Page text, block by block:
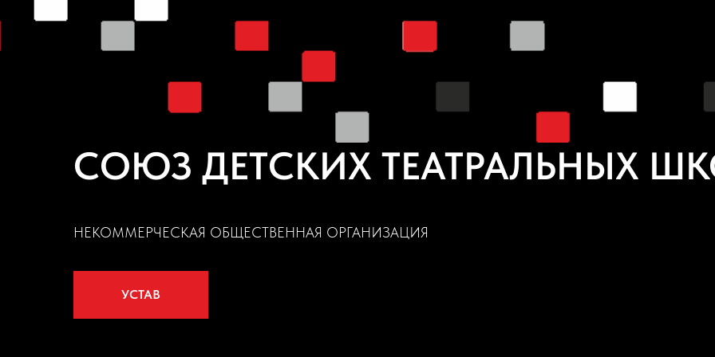
СОЮЗ ДЕТСКИХ ТЕАТРАЛЬНЫХ
НЕКОММЕРЧЕСКАЯ ОБЩЕСТВЕННАЯ ОРГАНИЗАЦИЯ
УСТАВ